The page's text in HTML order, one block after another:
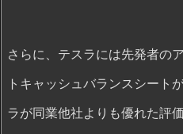
さらに、テスラには先発者の
トキャッシュバランスシート
ラが同業他社よりも優れた評